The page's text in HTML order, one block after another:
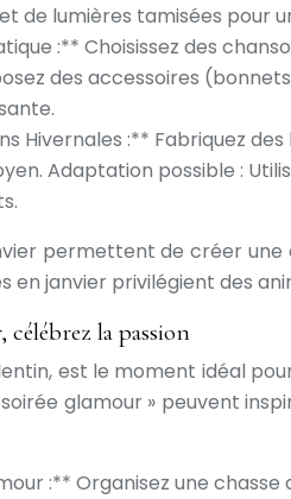
de lumières tamisées pour
:** Choisissez des
des accessoires
Hivernales :** Fabriquez
Adaptation possible :
permettent de créer
en janvier privilégient des
célébrez la passion
est le moment idéal
glamour » peuvent
:** Organisez une